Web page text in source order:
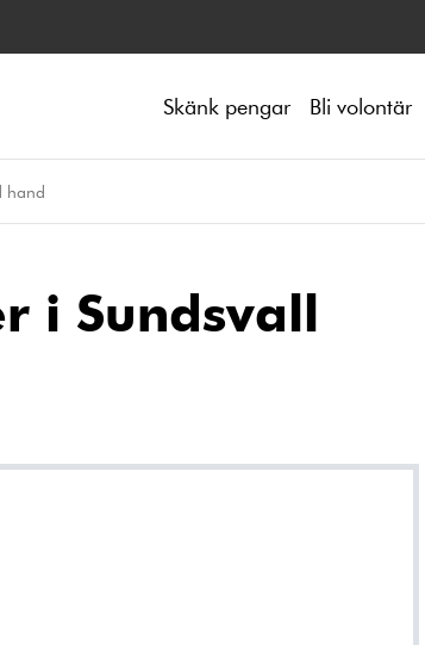
Skänk pengar Bli volontär
hand
i Sundsvall